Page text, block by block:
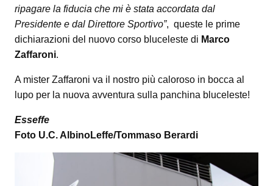
ripagare la fiducia che mi è stata accordata dal
Presidente e dal Direttore Sportivo”, queste le prime
dichiarazioni del nuovo corso bluceleste di Marco
Zaffaroni.
A mister Zaffaroni va il nostro più caloroso in bocca al
lupo per la nuova avventura sulla panchina bluceleste!
Esseffe
Foto U.C. AlbinoLeffe/Tommaso Berardi